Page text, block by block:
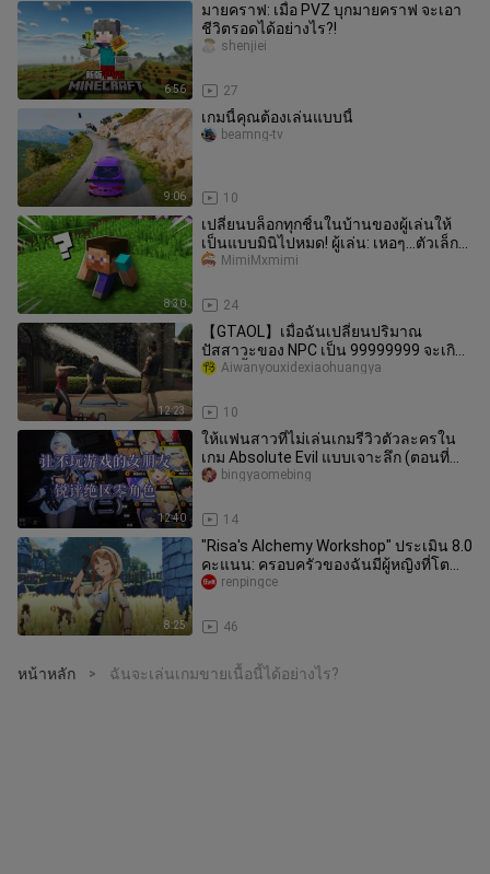
6:56
มายคราฟ: เมื่อ PVZ บุกมายคราฟ จะเอา
ชีวิตรอดได้อย่างไร?!
27
shenjiei
9:06
เกมนี้คุณต้องเล่นแบบนี้
10
beamng-tv
8:30
เปลี่ยนบล็อกทุกชิ้นในบ้านของผู้เล่นให้
เป็นแบบมินิไปหมด! ผู้เล่น: เหอๆ…ตัวเล็กๆ
ก็น่ารักดีนะ 🤤
24
MimiMxmimi
12:23
【GTAOL】เมื่อฉันเปลี่ยนปริมาณ
ปัสสาวะของ NPC เป็น 99999999 จะเกิด
อะไรขึ้น?
10
Aiwanyouxidexiaohuangya
12:40
ให้แฟนสาวที่ไม่เล่นเกมรีวิวตัวละครใน
เกม Absolute Evil แบบเจาะลึก (ตอนที่
สอง) ปิดท้ายด้วยการโยนหินถาม
14
bingyaomebing
8:25
"Risa's Alchemy Workshop" ประเมิน 8.0
คะแนน: ครอบครัวของฉันมีผู้หญิงที่โต
แล้ว
46
renpingce
หน้าหลัก > ฉันจะเล่นเกมขายเนื้อนี้ได้อย่างไร?